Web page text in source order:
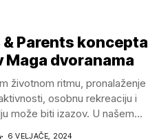
Parents koncepta
Maga dvoranama
životnom ritmu, pronalaženje
osobnu rekreaciju i
može biti izazov. U našem
6 VELJAČE, 2024